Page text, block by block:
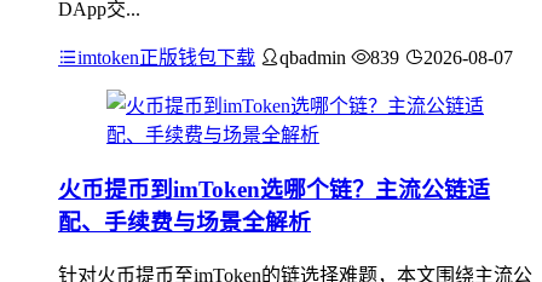
DApp交...
imtoken正版钱包下载 qbadmin 839 2026-08-07
火币提币到imToken选哪个链？主流公链适
配、手续费与场景全解析
针对火币提币至imToken的链选择难题，本文围绕主流公